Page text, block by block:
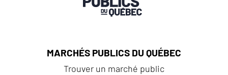
MARCHÉS PUBLICS DU QUÉBEC
Trouver un marché public